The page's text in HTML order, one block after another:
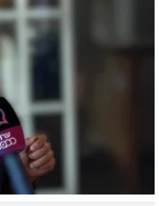
אולם, נדמה
בשורש המעשה של
להתנהלותו של
לדבוק באמת
כשהציע הקב"ה את
השכל
לבחון האם חוקי
וטבען. זו דרכה של